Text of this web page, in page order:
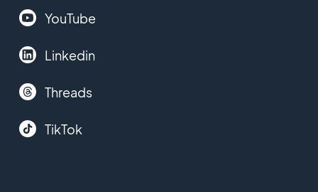
YouTube
Linkedin
Threads
TikTok